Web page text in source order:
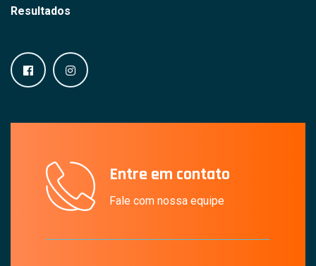
Resultados
Entre em contato
Fale com nossa equipe